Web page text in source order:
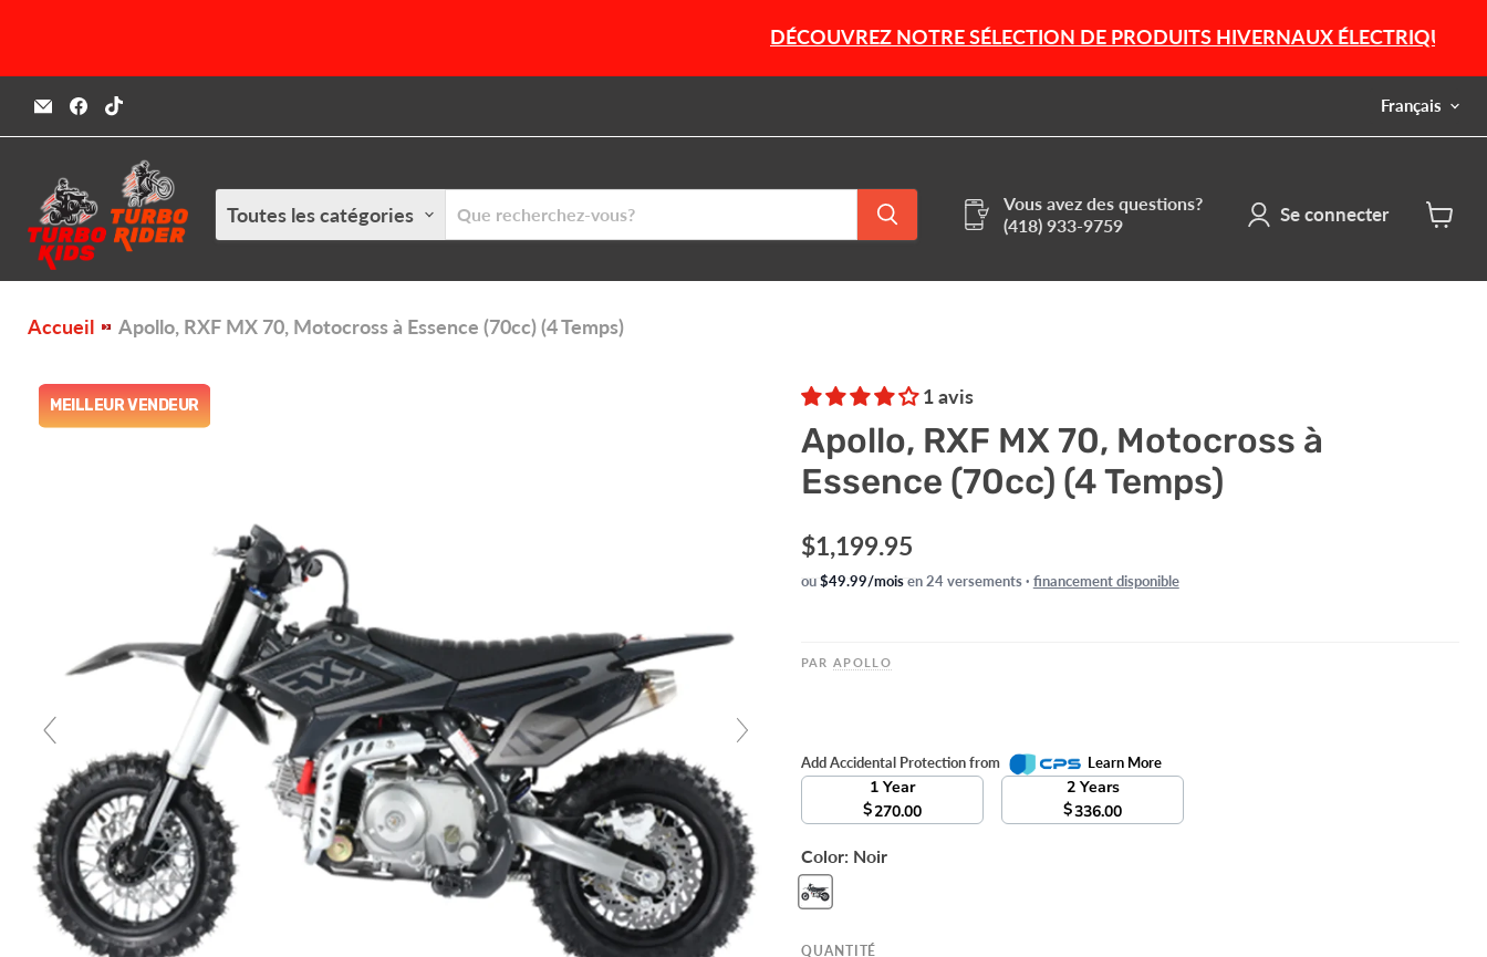
DÉCOUVREZ NOTRE SÉLECTION DE PRODUITS HIVERNAUX ÉLECTRIQUES ET À
Email
Turbokids.ca
Trouvez-
nous
sur
Facebook
sur
TikTok
Langue
Français
Toutes les catégories
Vous avez des questions?
(418) 933-9759
Se connecter
panier
Accueil
Apollo, RXF MX 70, Motocross à Essence (70cc) (4 Temps)
MEILLEUR VENDEUR
Apollo, RXF MX 70, Motocross à
Essence (70cc) (4 Temps)
PARAPOLLO
1 avis
$1,199.95
ou$49.99/moisen 24 versements · financement disponible
Add Accidental Protection from Learn More
1 Year
$270.00
2 Years
$336.00
Color: Noir
QUANTITÉ